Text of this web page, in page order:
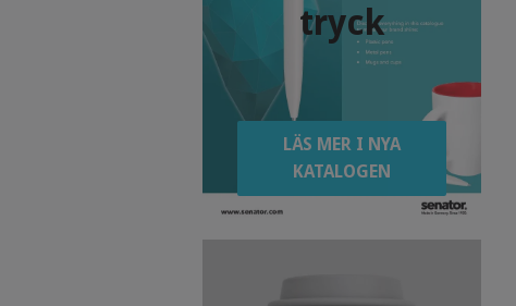
tryck
LÄS MER I NYA
KATALOGEN